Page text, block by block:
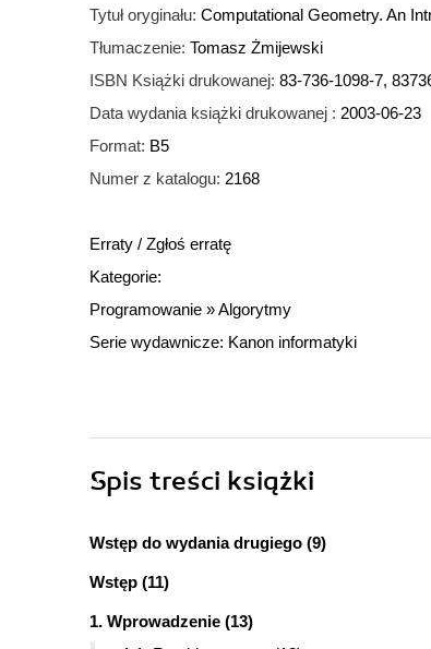
Tytuł oryginału: Computational Geometry. An
Tłumaczenie: Tomasz Żmijewski
ISBN Książki drukowanej: 83-736-1098-7,
Data wydania książki drukowanej : 2003-06-23
Format: B5
Numer z katalogu: 2168
Erraty / Zgłoś erratę
Kategorie:
Programowanie »Algorytmy
Serie wydawnicze: Kanon informatyki
Spis treści książki
Wstęp do wydania drugiego (9)
Wstęp (11)
1. Wprowadzenie (13)